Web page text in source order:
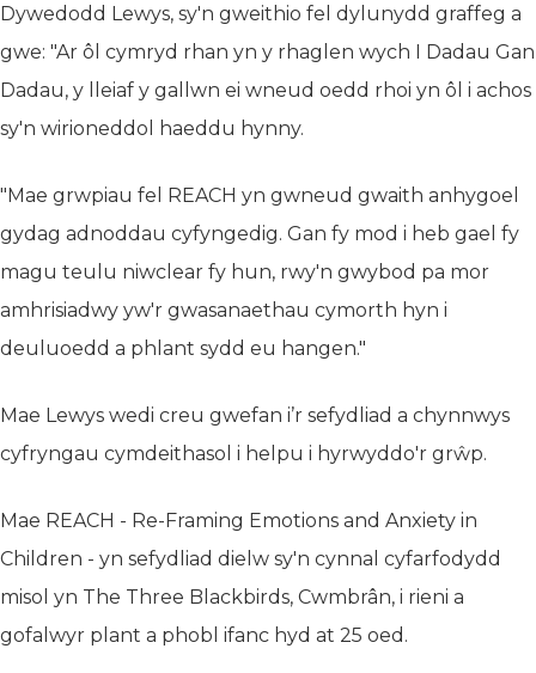
Dywedodd Lewys, sy'n gweithio fel dylunydd graffeg a
gwe: "Ar ôl cymryd rhan yn y rhaglen wych I Dadau Gan
Dadau, y lleiaf y gallwn ei wneud oedd rhoi yn ôl i achos
sy'n wirioneddol haeddu hynny.
"Mae grwpiau fel REACH yn gwneud gwaith anhygoel
gydag adnoddau cyfyngedig. Gan fy mod i heb gael fy
magu teulu niwclear fy hun, rwy'n gwybod pa mor
amhrisiadwy yw'r gwasanaethau cymorth hyn i
deuluoedd a phlant sydd eu hangen."
Mae Lewys wedi creu gwefan i’r sefydliad a chynnwys
cyfryngau cymdeithasol i helpu i hyrwyddo'r grŵp.
Mae REACH - Re-Framing Emotions and Anxiety in
Children - yn sefydliad dielw sy'n cynnal cyfarfodydd
misol yn The Three Blackbirds, Cwmbrân, i rieni a
gofalwyr plant a phobl ifanc hyd at 25 oed.